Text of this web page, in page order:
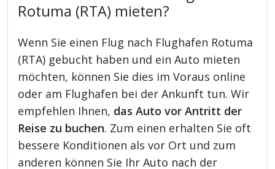
Rotuma (RTA) mieten?
Wenn Sie einen Flug nach Flughafen Rotuma
(RTA) gebucht haben und ein Auto mieten
möchten, können Sie dies im Voraus online
oder am Flughafen bei der Ankunft tun. Wir
empfehlen Ihnen, das Auto vor Antritt der
Reise zu buchen. Zum einen erhalten Sie oft
bessere Konditionen als vor Ort und zum
anderen können Sie Ihr Auto nach der